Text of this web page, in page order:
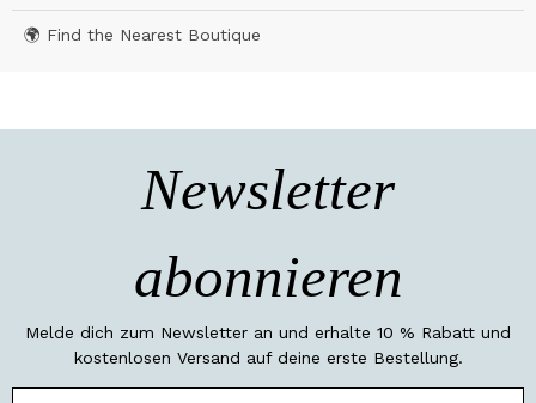
🌍 Find the Nearest Boutique
Newsletter
abonnieren
Melde dich zum Newsletter an und erhalte 10 % Rabatt und
kostenlosen Versand auf deine erste Bestellung.